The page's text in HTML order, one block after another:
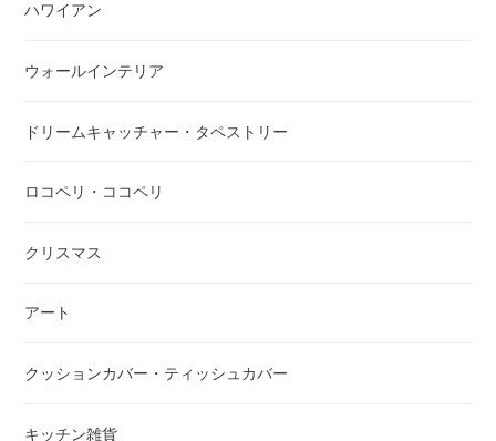
ハワイアン
ウォールインテリア
ドリームキャッチャー・タペストリー
ロコペリ・ココペリ
クリスマス
アート
クッションカバー・ティッシュカバー
キッチン雑貨